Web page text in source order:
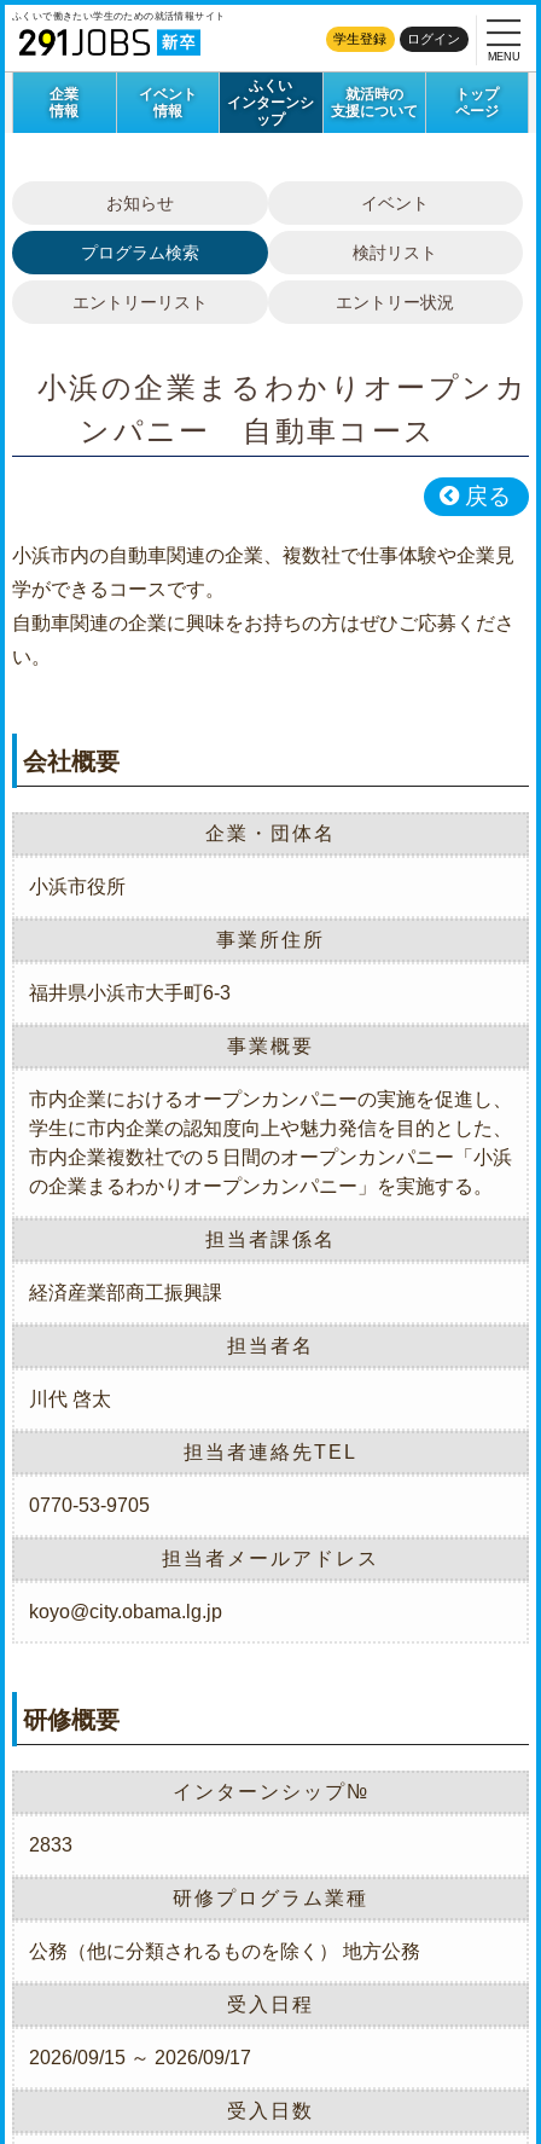
ふくいで働きたい学生のための就活情報サイト
学生登録 ログイン
企業
情報
イベント
情報
ふくい
インターンシ
ップ
就活時の
支援について
トップ
ページ
MENU
お知らせ イベント
プログラム検索 検討リスト
エントリーリスト エントリー状況
小浜の企業まるわかりオープンカ
ンパニー 自動車コース
戻る
小浜市内の自動車関連の企業、複数社で仕事体験や企業見
学ができるコースです。
自動車関連の企業に興味をお持ちの方はぜひご応募くださ
い。
会社概要
企業・団体名
小浜市役所
事業所住所
福井県小浜市大手町6-3
事業概要
市内企業におけるオープンカンパニーの実施を促進し、
学生に市内企業の認知度向上や魅力発信を目的とした、
市内企業複数社での５日間のオープンカンパニー「小浜
の企業まるわかりオープンカンパニー」を実施する。
担当者課係名
経済産業部商工振興課
担当者名
川代 啓太
担当者連絡先TEL
0770-53-9705
担当者メールアドレス
koyo@city.obama.lg.jp
研修概要
インターンシップ№
2833
研修プログラム業種
公務（他に分類されるものを除く） 地方公務
受入日程
2026/09/15 ～ 2026/09/17
受入日数